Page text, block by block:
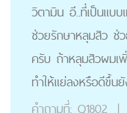
วิตามิน อี..ที่เป็นเเบ
ช่วยรักษาหลุมสิว ช่ว
ครับ ถ้าหลุมสิวผมเ
ทำให้เเย่ลงหรือดีขึ้น
คำถามที่: Q1802 |